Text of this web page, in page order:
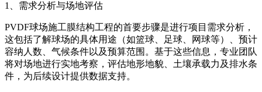
1、需求分析与场地评估
PVDF球场施工膜结构工程的首要步骤是进行项目需求分析，
这包括了解球场的具体用途（如篮球、足球、网球等）、预计
容纳人数、气候条件以及预算范围。基于这些信息，专业团队
将对场地进行实地考察，评估地形地貌、土壤承载力及排水条
件，为后续设计提供数据支持。